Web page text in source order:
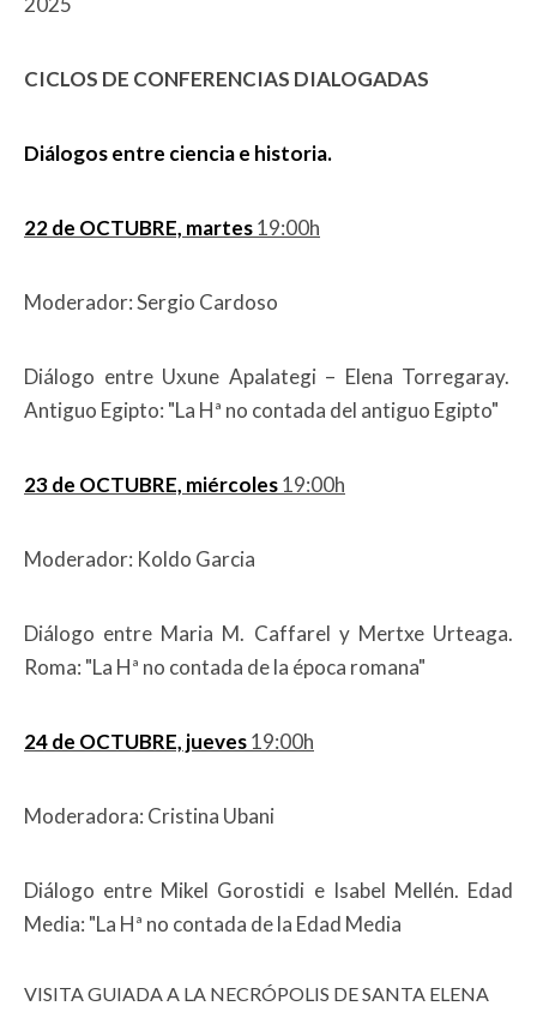
CICLOS DE CONFERENCIAS DIALOGADAS
Diálogos entre ciencia e historia.
22 de OCTUBRE, martes19:00h
Moderador: Sergio Cardoso
Diálogo entre Uxune Apalategi – Elena Torregaray.
Antiguo Egipto: "La Hª no contada del antiguo Egipto"
23 de OCTUBRE, miércoles19:00h
Moderador: Koldo Garcia
Diálogo entre Maria M. Caffarel y Mertxe Urteaga.
Roma: "La Hª no contada de la época romana"
24 de OCTUBRE, jueves19:00h
Moderadora: Cristina Ubani
Diálogo entre Mikel Gorostidi e Isabel Mellén. Edad
Media: "La Hª no contada de la Edad Media
VISITA GUIADA A LA NECRÓPOLIS DE SANTA ELENA